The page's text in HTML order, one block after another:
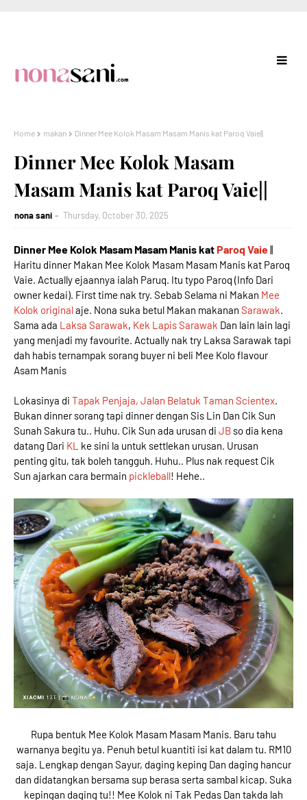
Home makan Dinner Mee Kolok Masam Masam Manis kat Paroq Vaie||
Dinner Mee Kolok Masam
Masam Manis kat Paroq Vaie||
nona sani Thursday, October 30, 2025
Dinner Mee Kolok Masam Masam Manis katParoq Vaie||
Haritu dinner Makan Mee Kolok Masam Masam Manis kat Paroq
Vaie. Actually ejaannya ialah Paruq. Itu typo Paroq (Info Dari
owner kedai). First time nak try. Sebab Selama ni Makan Mee
Kolok originalaje. Nona suka betul Makan makanan Sarawak.
Sama ada Laksa Sarawak, Kek Lapis Sarawak Dan lain lain lagi
yang menjadi my favourite. Actually nak try Laksa Sarawak tapi
dah habis ternampak sorang buyer ni beli Mee Kolo flavour
Asam Manis
Lokasinya di Tapak Penjaja, Jalan Belatuk Taman Scientex.
Bukan dinner sorang tapi dinner dengan Sis Lin Dan Cik Sun
Sunah Sakura tu.. Huhu. Cik Sun ada urusan di JB so dia kena
datang Dari KL ke sini la untuk settlekan urusan. Urusan
penting gitu, tak boleh tangguh. Huhu.. Plus nak request Cik
Sun ajarkan cara bermain pickleball! Hehe..
Rupa bentuk Mee Kolok Masam Masam Manis. Baru tahu
warnanya begitu ya. Penuh betul kuantiti isi kat dalam tu. RM10
saja. Lengkap dengan Sayur, daging keping Dan daging hancur
dan didatangkan bersama sup berasa serta sambal kicap. Suka
kepingan daging tu!! Mee Kolok ni Tak Pedas Dan takda lah